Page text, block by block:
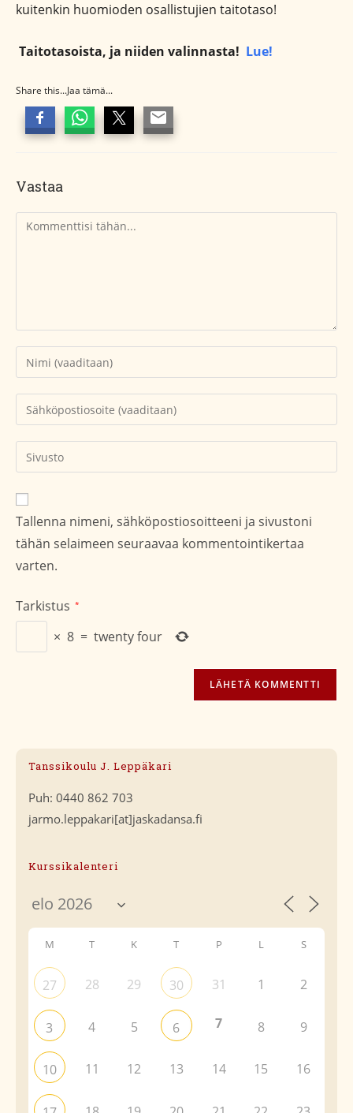
kuitenkin huomioden osallistujien taitotaso!
Taitotasoista, ja niiden valinnasta! Lue!
Share this...Jaa tämä...
Vastaa
Kommentti
Kirjoita
nimesi
tai
käyttäjätunnuksesi
Kirjoita
sähköpostiosoitteesi
kommentoidaksesi
Kirjoita
sivustosi
verkko-
osoite/URL
(valinnainen)
Tallenna nimeni, sähköpostiosoitteeni ja sivustoni
tähän selaimeen seuraavaa kommentointikertaa
varten.
Tarkistus *
× 8 = twenty four
Tanssikoulu J. Leppäkari
Puh: 0440 862 703
jarmo.leppakari[at]jaskadansa.fi
Kurssikalenteri
M T K T P L S
27 28 29 30 31 1 2
3 4 5 6 7 8 9
10 11 12 13 14 15 16